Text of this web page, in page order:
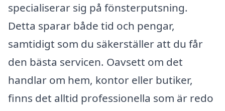
specialiserar sig på fönsterputsning.
Detta sparar både tid och pengar,
samtidigt som du säkerställer att du får
den bästa servicen. Oavsett om det
handlar om hem, kontor eller butiker,
finns det alltid professionella som är redo